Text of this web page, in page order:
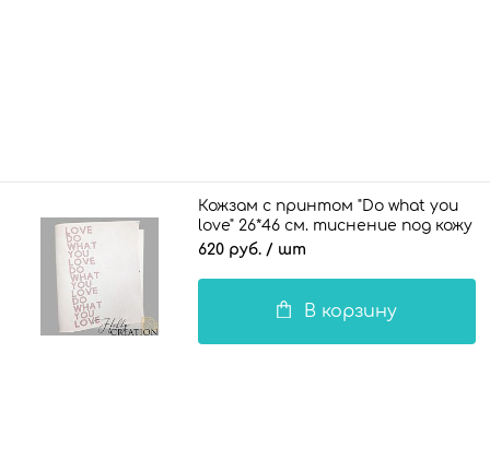
Кожзам с принтом "Do what you
love" 26*46 см. тиснение под кожу
II, белый
620 руб. / шт
В корзину